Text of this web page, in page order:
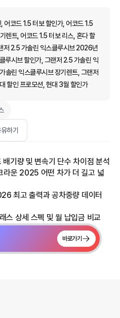
코드 1.5 터보 할인가, 어코드 1.5
렌트, 어코드 1.5 터보 리스, 혼다 할
저 2.5 가솔린 익스클루시브 2026년
루시브 할인가, 그랜저 2.5 가솔린 익
솔린 익스클루시브 장기렌트, 그랜저
할인 프로모션, 현대 3월 할인가
하기
기량 및 변속기 단수 차이점 분석
라운 2025 어떤 차가 더 길고 넓
최고 출력과 공차중량 데이터
상세 스펙 및 월 납입금 비교
바로가기